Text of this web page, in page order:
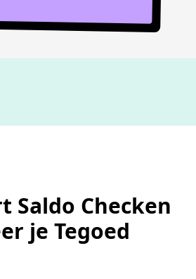
Saldo Checken
je Tegoed